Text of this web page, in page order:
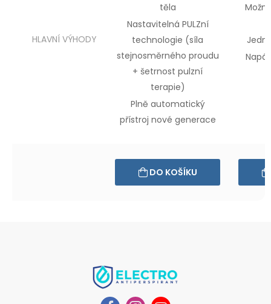
HLAVNÍ VÝHODY
těla
Nastavitelná PULZní
technologie (síla
stejnosměrného proudu
+ šetrnost pulzní
terapie)
Plně automatický
přístroj nové generace
DO KOŠÍKU